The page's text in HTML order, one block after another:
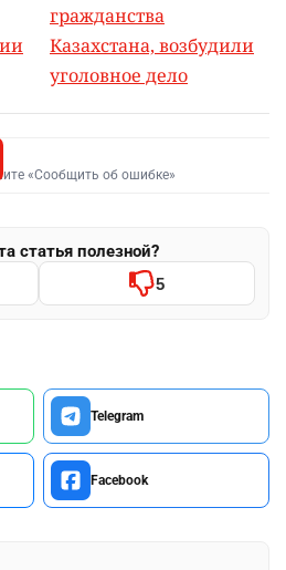
гражданства
Казахстана, возбудили
уголовное дело
«Сообщить об ошибке»
статья полезной?
5
Telegram
Facebook